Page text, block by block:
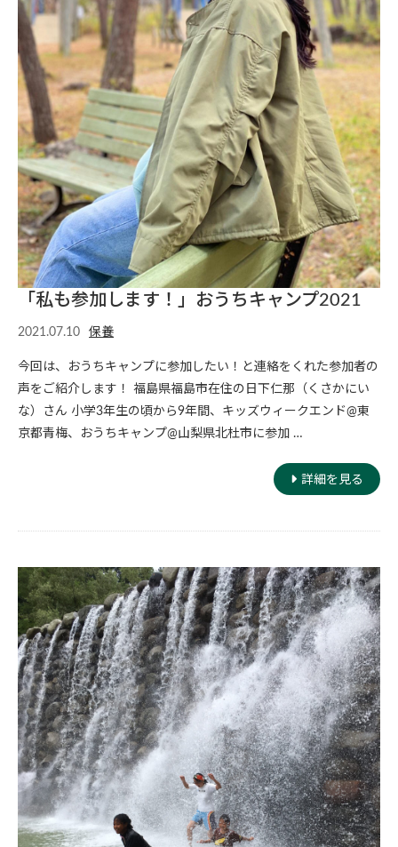
「私も参加します！」おうちキャンプ2021
2021.07.10 保養
今回は、おうちキャンプに参加したい！と連絡をくれた参加者の
声をご紹介します！ 福島県福島市在住の日下仁那（くさかにい
な）さん 小学3年生の頃から9年間、キッズウィークエンド@東
京都青梅、おうちキャンプ@山梨県北杜市に参加 …
詳細を見る